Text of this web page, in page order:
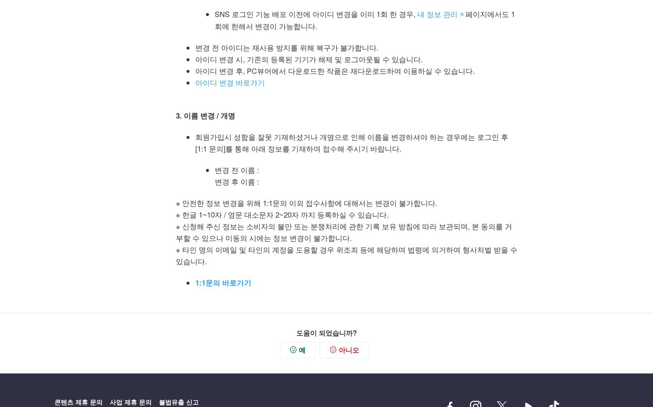
SNS 로그인 기능 배포 이전에 아이디 변경을 이미 1회 한 경우, 내 정보 관리
페이지에서도 1
회에 한해서 변경이 가능합니다.
변경 전 아이디는 재사용 방지를 위해 복구가 불가합니다.
아이디 변경 시, 기존의 등록된 기기가 해제 및 로그아웃될 수 있습니다.
아이디 변경 후, PC뷰어에서 다운로드한 작품은 재다운로드하여 이용하실 수 있습니다.
아이디 변경 바로가기
3. 이름 변경 / 개명
회원가입시 성함을 잘못 기재하셨거나 개명으로 인해 이름을 변경하셔야 하는 경우에는 로그인 후
[1:1 문의]를 통해 아래 정보를 기재하여 접수해 주시기 바랍니다.
변경 전 이름 :
변경 후 이름 :
※ 안전한 정보 변경을 위해 1:1문의 이외 접수사항에 대해서는 변경이 불가합니다.
※ 한글 1~10자 / 영문 대소문자 2~20자 까지 등록하실 수 있습니다.
※ 신청해 주신 정보는 소비자의 불만 또는 분쟁처리에 관한 기록 보유 방침에 따라 보관되며, 본 동의를 거
부할 수 있으나 미동의 시에는 정보 변경이 불가합니다.
※ 타인 명의 이메일 및 타인의 계정을 도용할 경우 위조죄 등에 해당하며 법령에 의거하여 형사처벌 받을 수
있습니다.
1:1문의 바로가기
도움이 되었습니까?
예 아니오
콘텐츠 제휴 문의 사업 제휴 문의 불법유출 신고